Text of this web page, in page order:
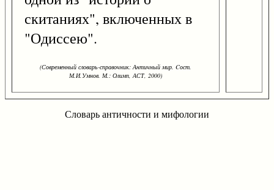
скитаниях", включенных в
"Одиссею".
(Современный словарь-справочник: Античный мир. Cост.
М.И.Умнов. М.: Олимп, АСТ, 2000)
Словарь античности и мифологии